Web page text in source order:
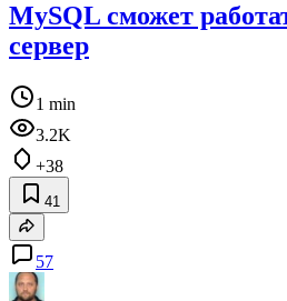
MySQL сможет
сервер
1 min
3.2K
+38
41
57